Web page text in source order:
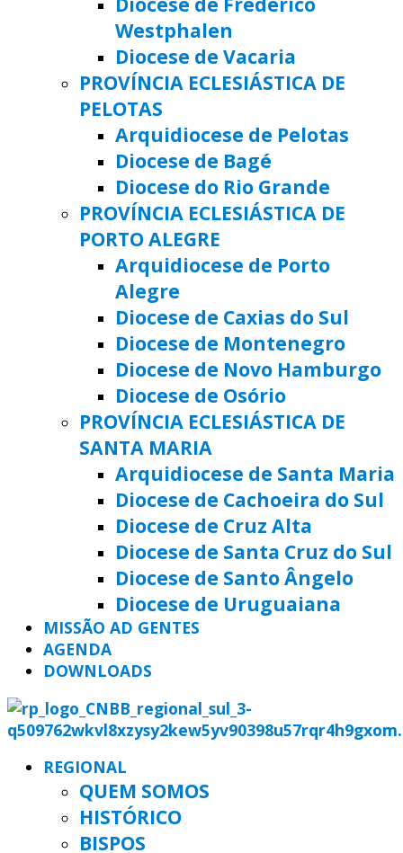
Westphalen
Diocese de Vacaria
PROVÍNCIA ECLESIÁSTICA DE
PELOTAS
Arquidiocese de Pelotas
Diocese de Bagé
Diocese do Rio Grande
PROVÍNCIA ECLESIÁSTICA DE
PORTO ALEGRE
Arquidiocese de Porto
Alegre
Diocese de Caxias do Sul
Diocese de Montenegro
Diocese de Novo Hamburgo
Diocese de Osório
PROVÍNCIA ECLESIÁSTICA DE
SANTA MARIA
Arquidiocese de Santa Maria
Diocese de Cachoeira do Sul
Diocese de Cruz Alta
Diocese de Santa Cruz do Sul
Diocese de Santo Ângelo
Diocese de Uruguaiana
MISSÃO AD GENTES
AGENDA
DOWNLOADS
REGIONAL
QUEM SOMOS
HISTÓRICO
BISPOS